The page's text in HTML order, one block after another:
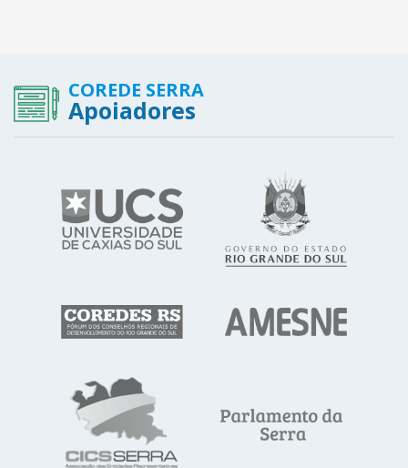
COREDE SERRA
Apoiadores